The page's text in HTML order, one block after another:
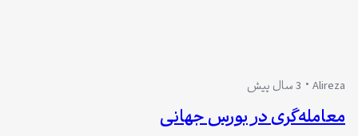
Alireza 3 سال پیش
معامله‌گری در بورس جهانی